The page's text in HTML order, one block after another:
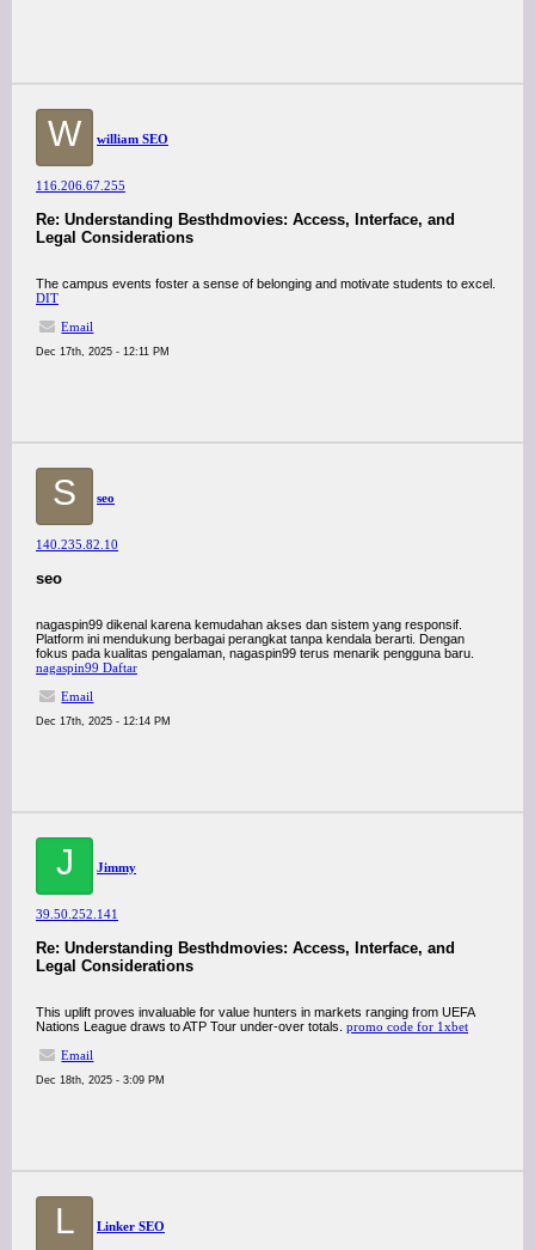
W william SEO
116.206.67.255
Re: Understanding Besthdmovies: Access, Interface, and
Legal Considerations
The campus events foster a sense of belonging and motivate students to excel.
DIT
Email
Dec 17th, 2025 - 12:11 PM
S seo
140.235.82.10
seo
nagaspin99 dikenal karena kemudahan akses dan sistem yang responsif.
Platform ini mendukung berbagai perangkat tanpa kendala berarti. Dengan
fokus pada kualitas pengalaman, nagaspin99 terus menarik pengguna baru.
nagaspin99 Daftar
Email
Dec 17th, 2025 - 12:14 PM
J Jimmy
39.50.252.141
Re: Understanding Besthdmovies: Access, Interface, and
Legal Considerations
This uplift proves invaluable for value hunters in markets ranging from UEFA
Nations League draws to ATP Tour under-over totals. promo code for 1xbet
Email
Dec 18th, 2025 - 3:09 PM
L Linker SEO